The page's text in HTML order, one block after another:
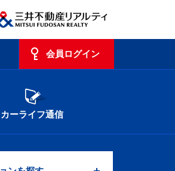
会員ログイン
カーライフ通信